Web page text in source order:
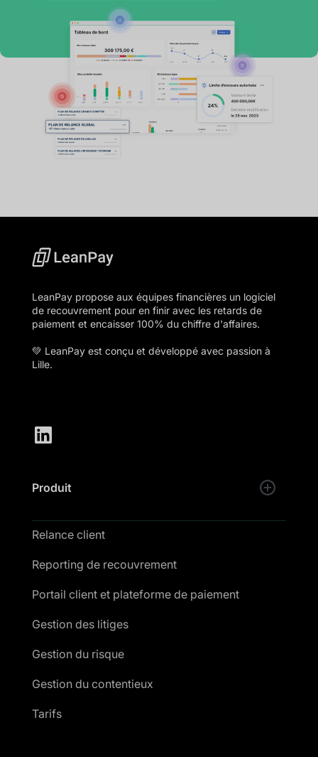
LeanPay propose aux équipes financières un logiciel
de recouvrement pour en finir avec les retards de
paiement et encaisser 100% du chiffre d'affaires.
💚 LeanPay est conçu et développé avec passion à
Lille.
Produit
Relance client
Reporting de recouvrement
Portail client et plateforme de paiement
Gestion des litiges
Gestion du risque
Gestion du contentieux
Tarifs